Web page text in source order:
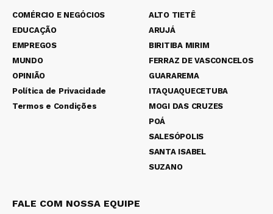
COMÉRCIO E NEGÓCIOS
EDUCAÇÃO
EMPREGOS
MUNDO
OPINIÃO
Política de Privacidade
Termos e Condições
ALTO TIETÊ
ARUJÁ
BIRITIBA MIRIM
FERRAZ DE VASCONCELOS
GUARAREMA
ITAQUAQUECETUBA
MOGI DAS CRUZES
POÁ
SALESÓPOLIS
SANTA ISABEL
SUZANO
FALE COM NOSSA EQUIPE